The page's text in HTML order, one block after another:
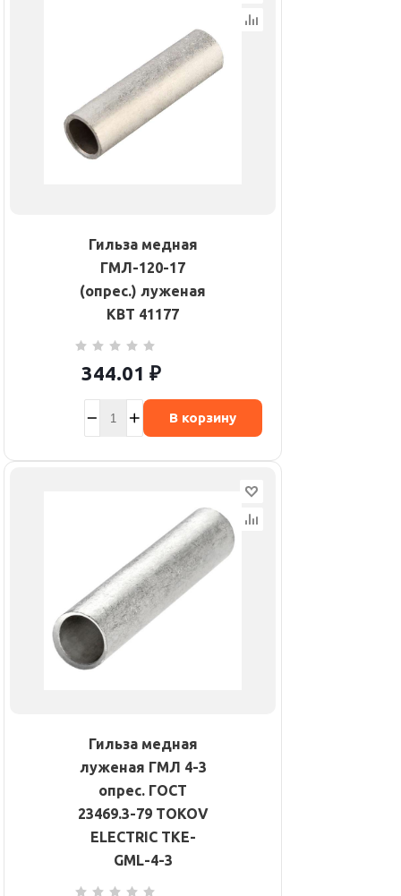
Гильза медная
ГМЛ-120-17
(опрес.) луженая
КВТ 41177
344.01 ₽
В корзину
Гильза медная
луженая ГМЛ 4-3
опрес. ГОСТ
23469.3-79 TOKOV
ELECTRIC TKE-
GML-4-3